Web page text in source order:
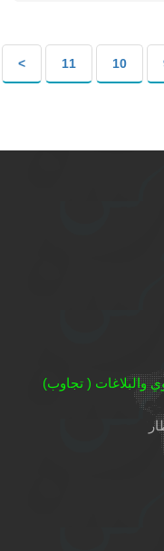
10
11
>
والبلاغات ( تجاوب)